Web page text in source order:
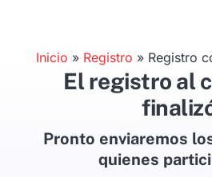
Inicio » Registro » Registro
El registro al
Pronto enviaremos
quienes